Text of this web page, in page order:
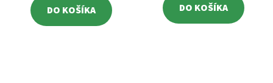
DO KOŠÍKA DO KOŠÍKA